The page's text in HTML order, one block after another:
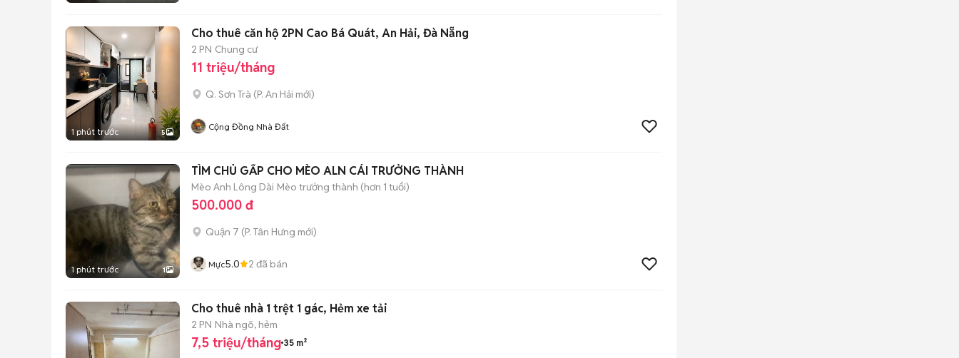
1 phút trước 5
Cho thuê căn hộ 2PN Cao Bá Quát, An Hải, Đà Nẵng
2 PN Chung cư
11 triệu/tháng
Q. Sơn Trà (P. An Hải mới)
Cộng Đồng Nhà Đất
1 phút trước 1
TÌM CHỦ GẤP CHO MÈO ALN CÁI TRƯỞNG THÀNH
Mèo Anh Lông Dài Mèo trưởng thành (hơn 1 tuổi)
500.000 đ
Quận 7 (P. Tân Hưng mới)
Mực5.0 2 đã bán
Cho thuê nhà 1 trệt 1 gác, Hẻm xe tải
2 PN Nhà ngõ, hẻm
7,5 triệu/tháng 35 m²